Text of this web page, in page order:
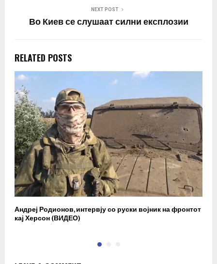
NEXT POST
Во Киев се слушаат силни експлозии
RELATED POSTS
Андреј Родионов, интервју со руски војник на фронтот
кај Херсон (ВИДЕО)